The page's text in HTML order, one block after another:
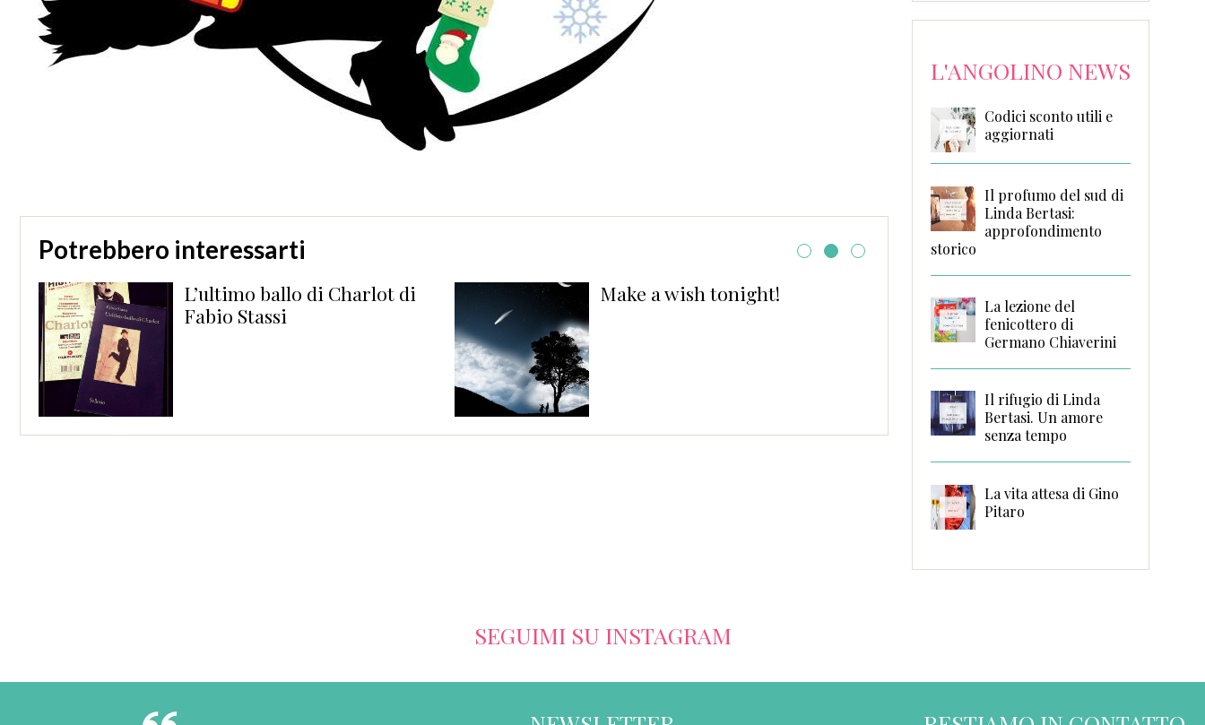
Potrebbero interessarti
L’ultimo ballo di Charlot di
Fabio Stassi
Make a wish tonight!
Magrelli
L'ANGOLINO NEWS
Codici sconto utili e
aggiornati
Il profumo del sud di
Linda Bertasi:
approfondimento
storico
La lezione del
fenicottero di
Germano Chiaverini
Il rifugio di Linda
Bertasi. Un amore
senza tempo
La vita attesa di Gino
Pitaro
SEGUIMI SU INSTAGRAM